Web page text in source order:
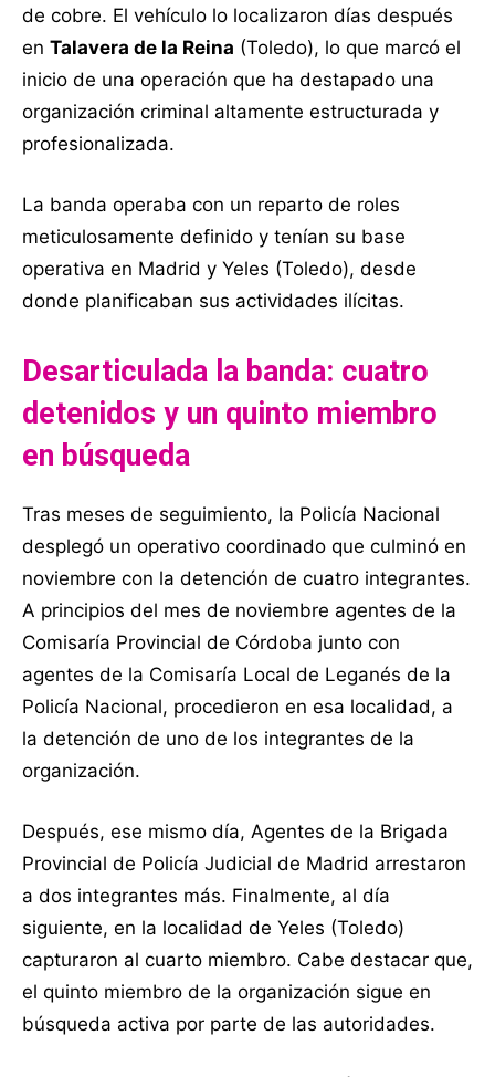
de cobre. El vehículo lo localizaron días después
en Talavera de la Reina (Toledo), lo que marcó el
inicio de una operación que ha destapado una
organización criminal altamente estructurada y
profesionalizada.
La banda operaba con un reparto de roles
meticulosamente definido y tenían su base
operativa en Madrid y Yeles (Toledo), desde
donde planificaban sus actividades ilícitas.
Desarticulada la banda: cuatro
detenidos y un quinto miembro
en búsqueda
Tras meses de seguimiento, la Policía Nacional
desplegó un operativo coordinado que culminó en
noviembre con la detención de cuatro integrantes.
A principios del mes de noviembre agentes de la
Comisaría Provincial de Córdoba junto con
agentes de la Comisaría Local de Leganés de la
Policía Nacional, procedieron en esa localidad, a
la detención de uno de los integrantes de la
organización.
Después, ese mismo día, Agentes de la Brigada
Provincial de Policía Judicial de Madrid arrestaron
a dos integrantes más. Finalmente, al día
siguiente, en la localidad de Yeles (Toledo)
capturaron al cuarto miembro. Cabe destacar que,
el quinto miembro de la organización sigue en
búsqueda activa por parte de las autoridades.